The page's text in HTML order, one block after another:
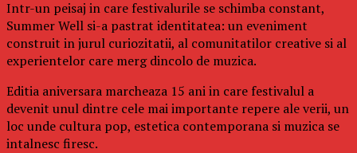
Intr-un peisaj in care festivalurile se schimba constant,
Summer Well si-a pastrat identitatea: un eveniment
construit in jurul curiozitatii, al comunitatilor creative si al
experientelor care merg dincolo de muzica.
Editia aniversara marcheaza 15 ani in care festivalul a
devenit unul dintre cele mai importante repere ale verii, un
loc unde cultura pop, estetica contemporana si muzica se
intalnesc firesc.